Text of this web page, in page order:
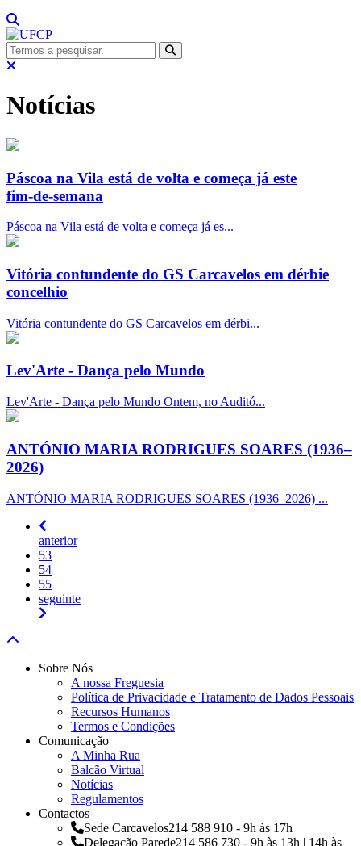
Notícias
Páscoa na Vila está de volta e começa já este
fim‑de‑semana
Páscoa na Vila está de volta e começa já es...
Vitória contundente do GS Carcavelos em dérbie
concelhio
Vitória contundente do GS Carcavelos em dérbi...
Lev'Arte - Dança pelo Mundo
Lev'Arte - Dança pelo Mundo Ontem, no Auditó...
ANTÓNIO MARIA RODRIGUES SOARES (1936–
2026)
ANTÓNIO MARIA RODRIGUES SOARES (1936–2026) ...
anterior
53
54
55
seguinte
Sobre Nós
A nossa Freguesia
Política de Privacidade e Tratamento de Dados Pessoais
Recursos Humanos
Termos e Condições
Comunicação
A Minha Rua
Balcão Virtual
Notícias
Regulamentos
Contactos
Sede Carcavelos214 588 910 - 9h às 17h
Delegação Parede214 586 730 - 9h às 13h | 14h às